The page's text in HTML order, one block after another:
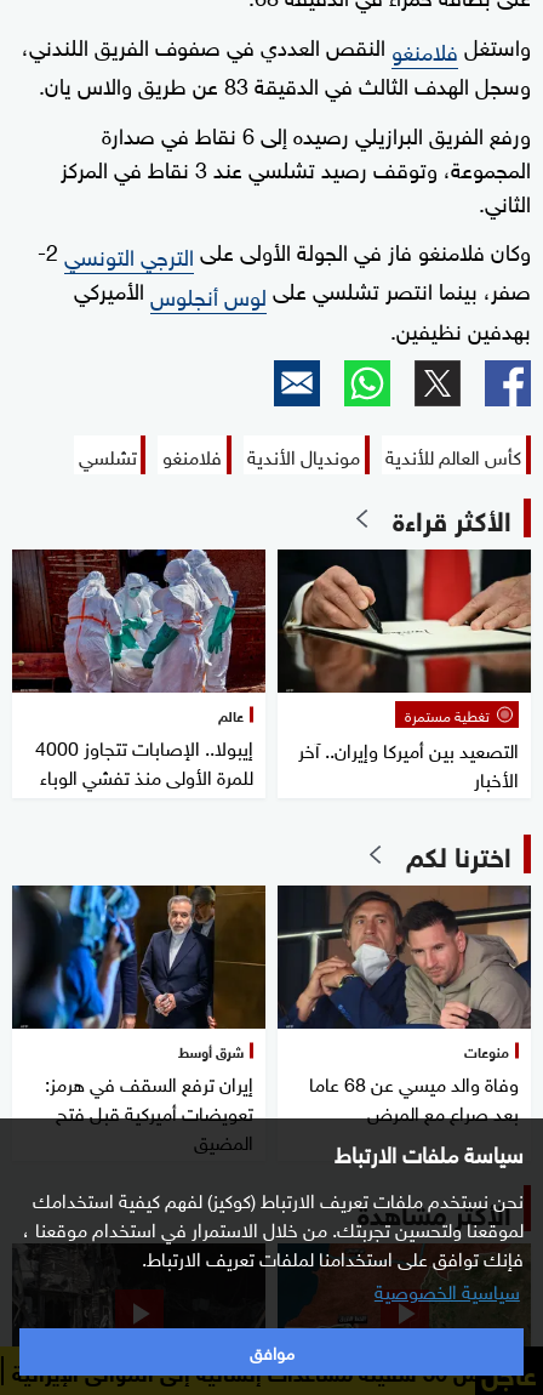
سياسة ملفات الارتباط
نحن نستخدم ملفات تعريف الارتباط (كوكيز) لفهم كيفية استخدامك
لموقعنا ولتحسين تجربتك. من خلال الاستمرار في استخدام موقعنا ،
فإنك توافق على استخدامنا لملفات تعريف الارتباط.
سياسية الخصوصية
موافق
واستغلفلامنغو النقص العددي في صفوف الفريق اللندني،
وسجل الهدف الثالث في الدقيقة 83 عن طريق والاس يان.
ورفع الفريق البرازيلي رصيده إلى 6 نقاط في صدارة
المجموعة، وتوقف رصيد تشلسي عند 3 نقاط في المركز
الثاني.
وكان فلامنغو فاز في الجولة الأولى علىالترجي التونسي 2-
صفر، بينما انتصر تشلسي علىلوس أنجلوسالأميركي
بهدفين نظيفين.
كأس العالم للأندية مونديال الأندية فلامنغو تشلسي
الأكثر قراءة
تغطية مستمرة
التصعيد بين أميركا وإيران.. آخر
الأخبار
عالم
إيبولا.. الإصابات تتجاوز 4000
للمرة الأولى منذ تفشي الوباء
اخترنا لكم
منوعات
وفاة والد ميسي عن 68 عاما
بعد صراع مع المرض
شرق أوسط
إيران ترفع السقف في هرمز:
تعويضات أميركية قبل فتح
المضيق
الأكثر مشاهدة
عاجل القيادة الوسطى الأميركية: